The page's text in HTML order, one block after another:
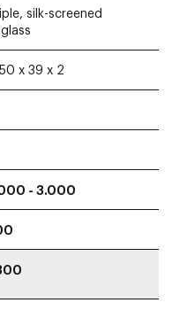
silk-screened
x 39 x 2
- 3.000